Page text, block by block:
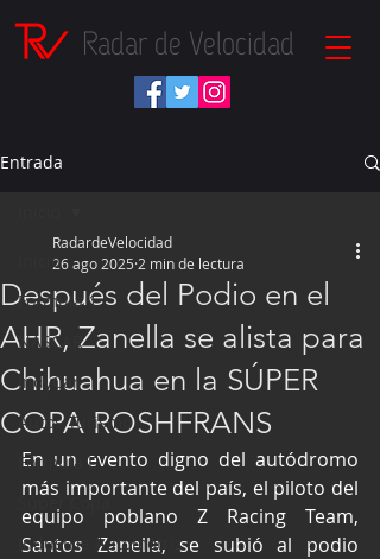
Radar de Velocidad
Entrada
Inicio
Fórmula 1
NASCAR
IndyCar
Autos Turismo
Fórmula E
Súper Copa
Industria Automotriz
Después del Podio en el
AHR, Zanella se alista para
Chihuahua en la SÚPER
COPA ROSHFRANS
RadardeVelocidad
26 ago 2025 2 min de lectura
En un evento digno del autódromo
más importante del país, el piloto del
equipo poblano Z Racing Team,
Santos Zanella, se subió al podio